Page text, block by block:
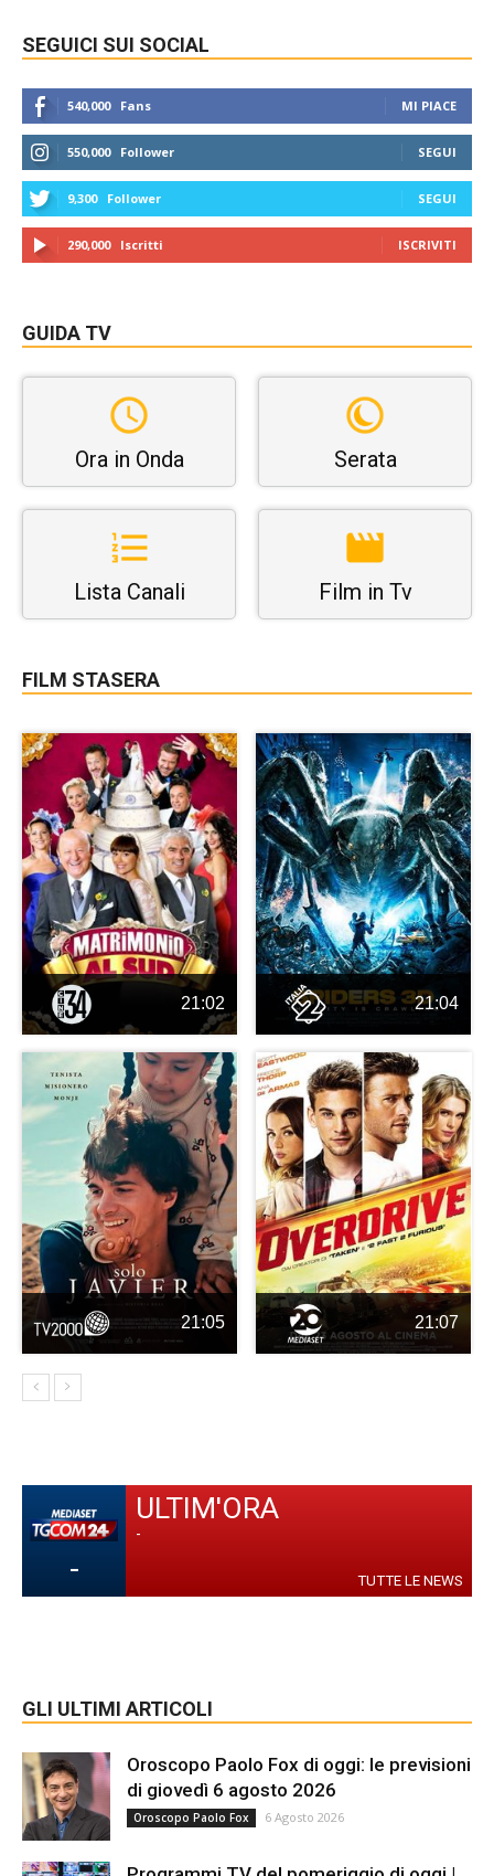
SEGUICI SUI SOCIAL
540,000 Fans MI PIACE
550,000 Follower SEGUI
9,300 Follower SEGUI
290,000 Iscritti ISCRIVITI
GUIDA TV
Ora in Onda Serata
Lista Canali Film in Tv
FILM STASERA
21:02 21:04
21:05 21:07
-
ULTIM'ORA
-
TUTTE LE NEWS
GLI ULTIMI ARTICOLI
Oroscopo Paolo Fox di oggi: le previsioni
di giovedì 6 agosto 2026
Oroscopo Paolo Fox 6 Agosto 2026